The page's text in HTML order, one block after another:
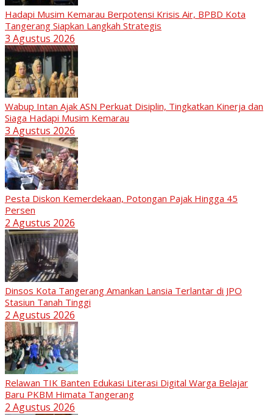
Hadapi Musim Kemarau Berpotensi Krisis Air, BPBD Kota
Tangerang Siapkan Langkah Strategis
3 Agustus 2026
Wabup Intan Ajak ASN Perkuat Disiplin, Tingkatkan Kinerja dan
Siaga Hadapi Musim Kemarau
3 Agustus 2026
Pesta Diskon Kemerdekaan, Potongan Pajak Hingga 45
Persen
2 Agustus 2026
Dinsos Kota Tangerang Amankan Lansia Terlantar di JPO
Stasiun Tanah Tinggi
2 Agustus 2026
Relawan TIK Banten Edukasi Literasi Digital Warga Belajar
Baru PKBM Himata Tangerang
2 Agustus 2026